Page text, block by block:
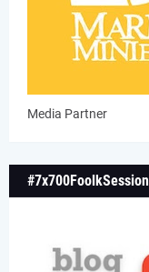
Media Partner
#7x700FoolkSession